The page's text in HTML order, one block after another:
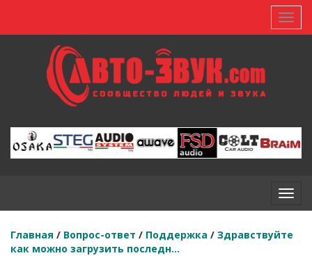
Главная / Вопрос-ответ / Поддержка / Здравствуйте
как можно загрузить последн...